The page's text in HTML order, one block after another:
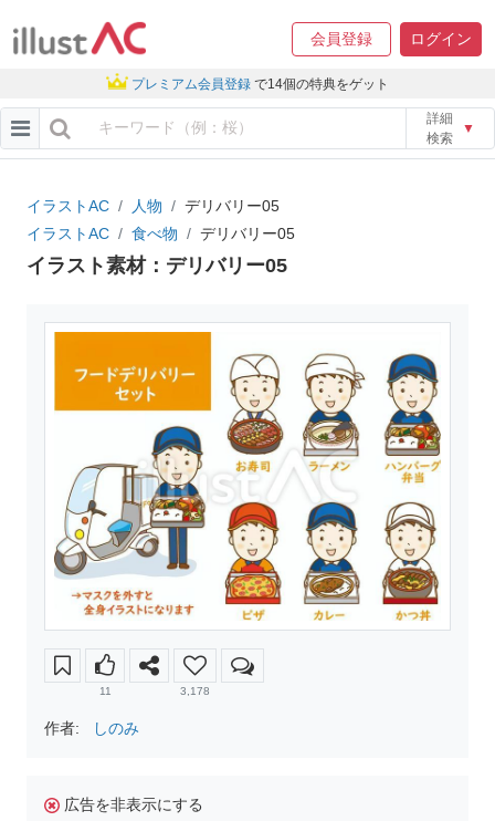
会員登録 ログイン
プレミアム会員登録 で14個の特典をゲット
詳細
検索
▼
イラストAC 人物
デリバリー05
イラストAC
食べ物 デリバリー05
イラスト素材：デリバリー05
11 3,178
作者: しのみ
広告を非表示にする